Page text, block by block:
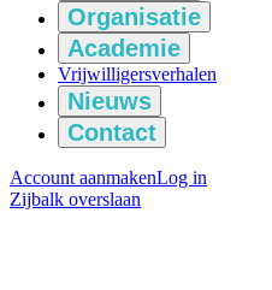
Organisatie
Academie
Vrijwilligersverhalen
Nieuws
Contact
Account aanmakenLog in
Zijbalk overslaan